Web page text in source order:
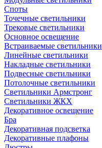
Споты
Точечные светильники
Трековые светильники
Основное освещение
Встраиваемые светильники
Линейные светильники
Накладные светильники
Подвесные светильники
Потолочные светильники
Светильники Армстронг
Светильники ЖКХ
Декоративное освещение
Бра
Декоративная подсветка
Декоративные плафоны